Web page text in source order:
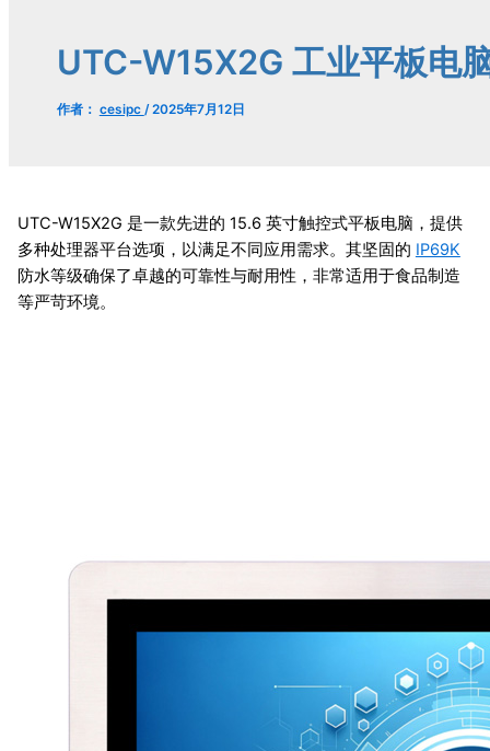
UTC-W15X2G 工业平板电
作者： cesipc /2025年7月12日
UTC-W15X2G 是一款先进的 15.6 英寸触控式平板电脑，提供
多种处理器平台选项，以满足不同应用需求。其坚固的 IP69K
防水等级确保了卓越的可靠性与耐用性，非常适用于食品制造
等严苛环境。